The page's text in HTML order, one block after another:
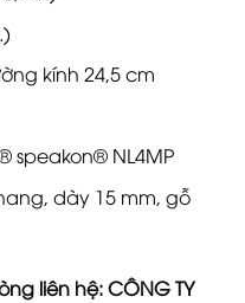
kính 24,5 cm
speakon® NL4MP
dày 15 mm, gỗ
liên hệ: CÔNG TY